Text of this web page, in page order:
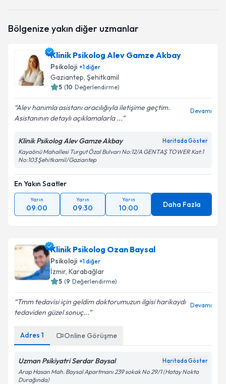
oluşturun. Size bu uzmandan randevu almanız için bir
E-posta Adresiniz
Kişisel verilerimin işlenmesine ilişkinAydınlatma
Metni'ni okudum ve kişisel verilerimin belirtilen
Takvim Talebini Gönder
Bölgenize yakın diğer uzmanlar
Klinik Psikolog Alev Gamze Akbay
Psikoloji +1diğer
Gaziantep, Şehitkamil
5 (10 Değerlendirme)
Alev hanımla asistanı aracılığıyla iletişime geçtim.
Asistanının detaylı açıklamalarla ...
Devamı
Klinik Psikolog Alev Gamze Akbay Haritada Göster
Kayaönü Mahallesi Turgut Özal Bulvarı No:12/A GENTAŞ TOWER Kat:1
No:103 Şehitkamil/Gaziantep
En Yakın Saatler
Yarın
09:00
Yarın
09:30
Yarın
10:00 Daha Fazla
Klinik Psikolog Ozan Baysal
Psikoloji +1diğer
İzmir, Karabağlar
5 (9 Değerlendirme)
Tmm tedavisi için geldim doktorumuzun ilgisi harikaydı
tedaviden güzel sonuç...
Devamı
Adres 1 Online Görüşme
Uzman Psikiyatri Serdar Baysal Haritada Göster
Arap Hasan Mah. Baysal Apartmanı 239 sokak No 29/1 (Hatay Nokta
Durağında)